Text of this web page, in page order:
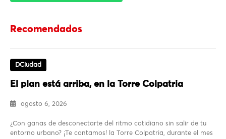
Recomendados
DCiudad
El plan está arriba, en la Torre Colpatria
agosto 6, 2026
¿Con ganas de desconectarte del ritmo cotidiano sin salir de tu
entorno urbano? ¡Te contamos! la Torre Colpatria, durante el mes